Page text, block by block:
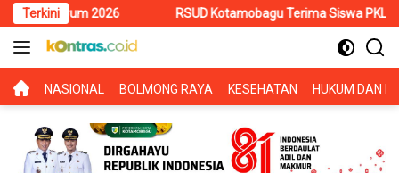
Langsung
ke
konten
Terkini RSUD Kotamobagu Terima Siswa PKL SMK
BERANDA
NASIONAL BOLMONG RAYA KESEHATAN HUKUM DAN